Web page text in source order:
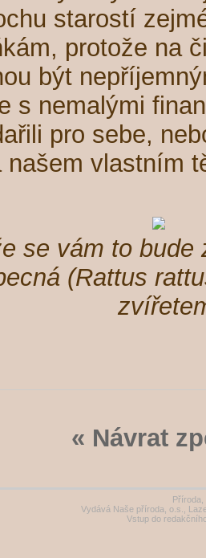
starostí
protože na
být
s nemalými
pro sebe,
našem vlastním
se vám to bude
(Rattus
« Návrat
Vydává Naše příroda, o.s.,
Vstup do